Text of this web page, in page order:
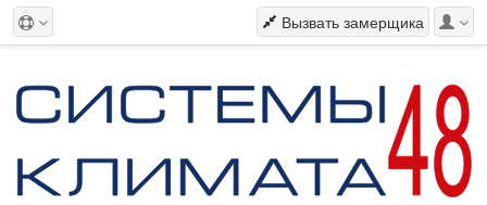
Вызвать замерщика